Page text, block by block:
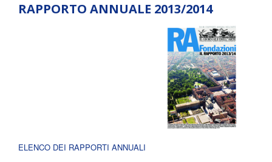
RAPPORTO ANNUALE 2013/2014
ELENCO DEI RAPPORTI ANNUALI